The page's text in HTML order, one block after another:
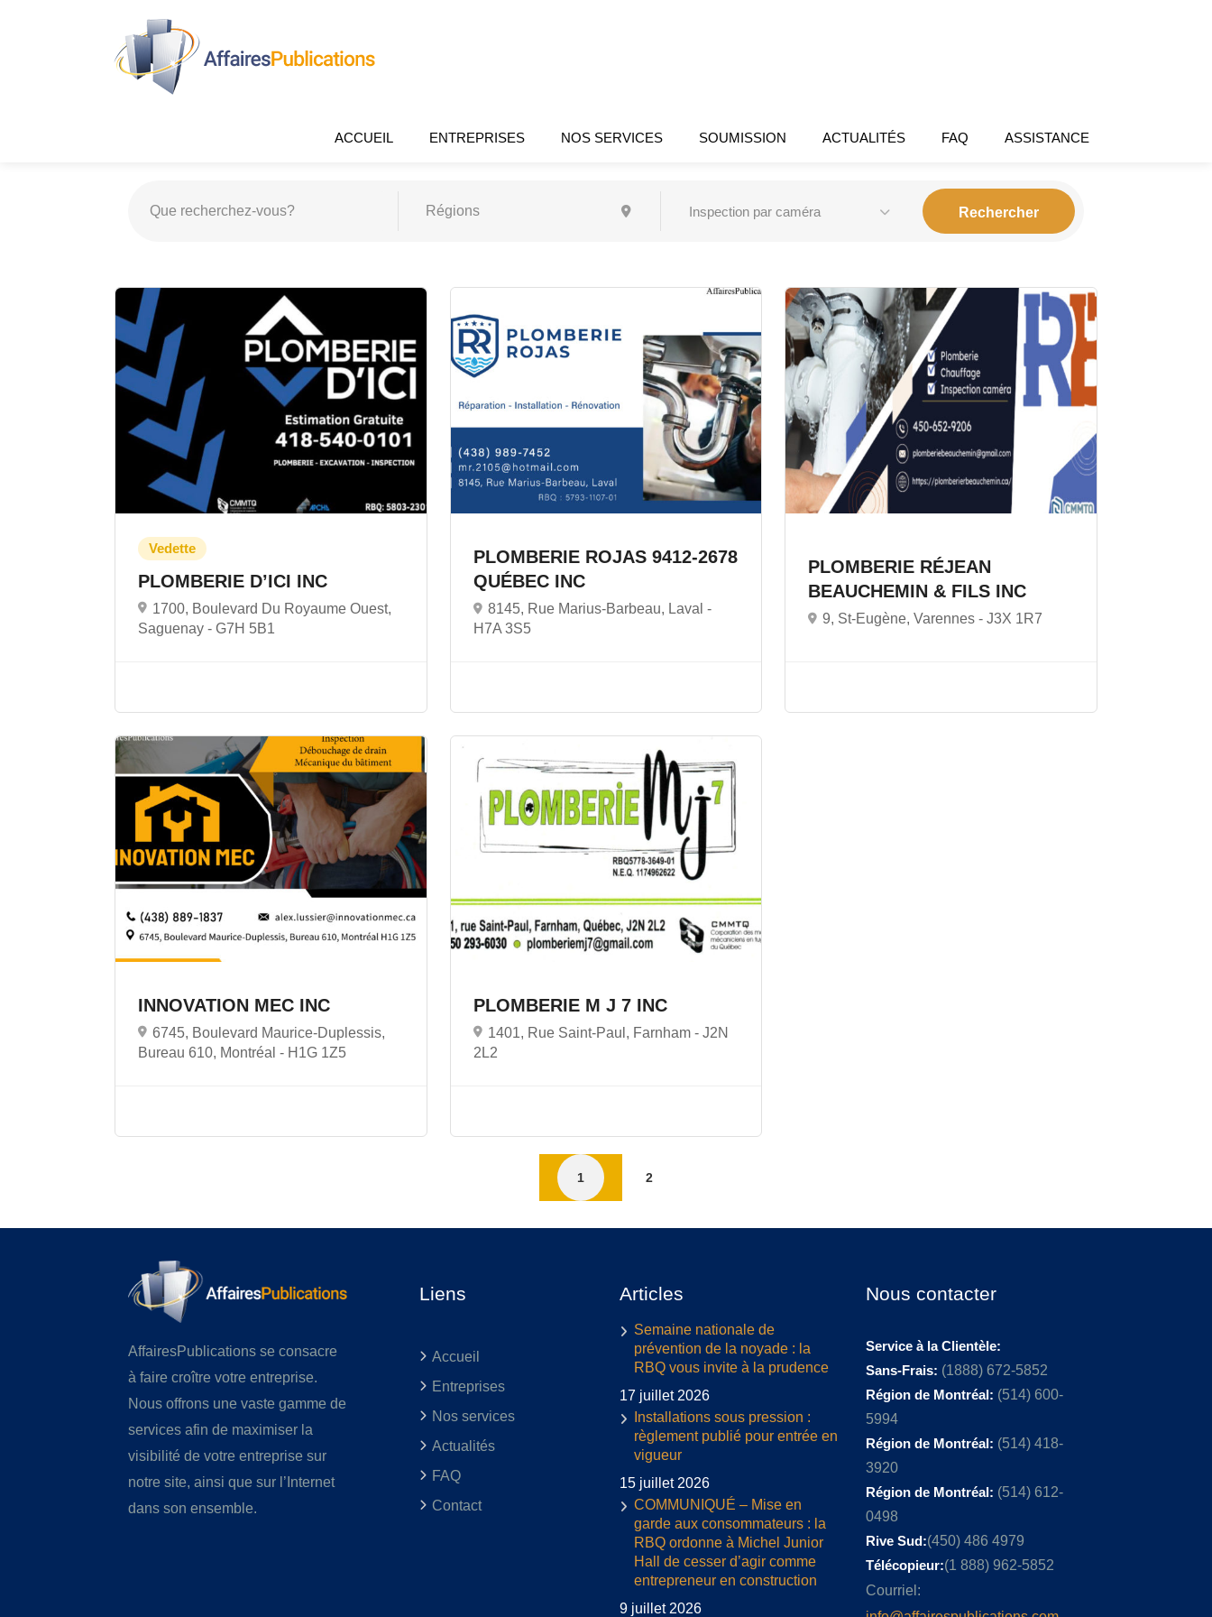
ACCUEIL ENTREPRISES NOS SERVICES SOUMISSION ACTUALITÉS FAQ ASSISTANCE
Inspection par caméra
PLOMBERIE D’ICI INC
1700, Boulevard Du Royaume Ouest,
Saguenay - G7H 5B1
PLOMBERIE ROJAS 9412-2678
QUÉBEC INC
8145, Rue Marius-Barbeau, Laval -
H7A 3S5
PLOMBERIE RÉJEAN
BEAUCHEMIN & FILS INC
9, St-Eugène, Varennes -J3X 1R7
INNOVATION MEC INC
6745, Boulevard Maurice-Duplessis,
Bureau 610, Montréal - H1G 1Z5
PLOMBERIE M J 7 INC
1401, Rue Saint-Paul, Farnham - J2N
2L2
1 2
AffairesPublications se consacre
à faire croître votre entreprise.
Nous offrons une vaste gamme de
services afin de maximiser la
visibilité de votre entreprise sur
notre site, ainsi que sur l’Internet
dans son ensemble.
Liens
Accueil
Entreprises
Nos services
Actualités
FAQ
Contact
Articles
Semaine nationale de
prévention de la noyade : la
RBQ vous invite à la prudence
17 juillet 2026
Installations sous pression :
règlement publié pour entrée en
vigueur
15 juillet 2026
COMMUNIQUÉ – Mise en
garde aux consommateurs : la
RBQ ordonne à Michel Junior
Hall de cesser d’agir comme
entrepreneur en construction
9 juillet 2026
Nous contacter
Service à la Clientèle:
Sans-Frais: (1888) 672-5852
Région de Montréal: (514) 600-
5994
Région de Montréal: (514) 418-
3920
Région de Montréal: (514) 612-
0498
Rive Sud:(450) 486 4979
Télécopieur:(1 888) 962-5852
Courriel: